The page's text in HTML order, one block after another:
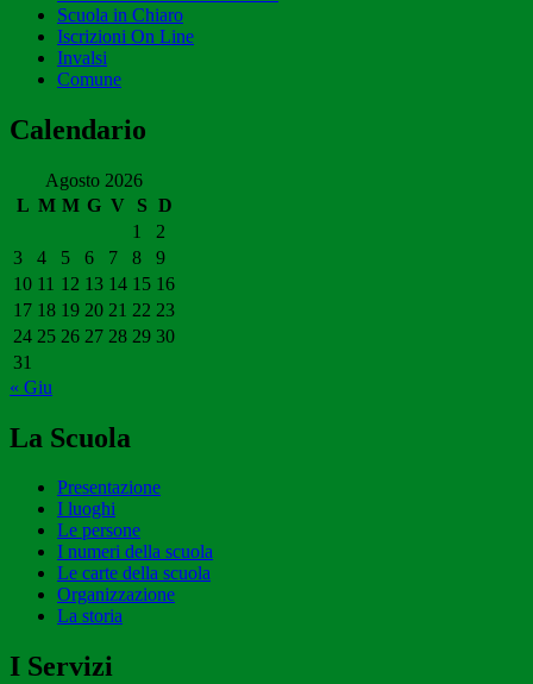
Scuola in Chiaro
Iscrizioni On Line
Invalsi
Comune
Calendario
Agosto 2026
L M M G V S D
1
2
3
4 5 6 7 8
9
10 11 12 13 14 15 16
17 18 19 20 21 22 23
24 25 26 27 28 29 30
31
« Giu
La Scuola
Presentazione
I luoghi
Le persone
I numeri della scuola
Le carte della scuola
Organizzazione
La storia
I Servizi